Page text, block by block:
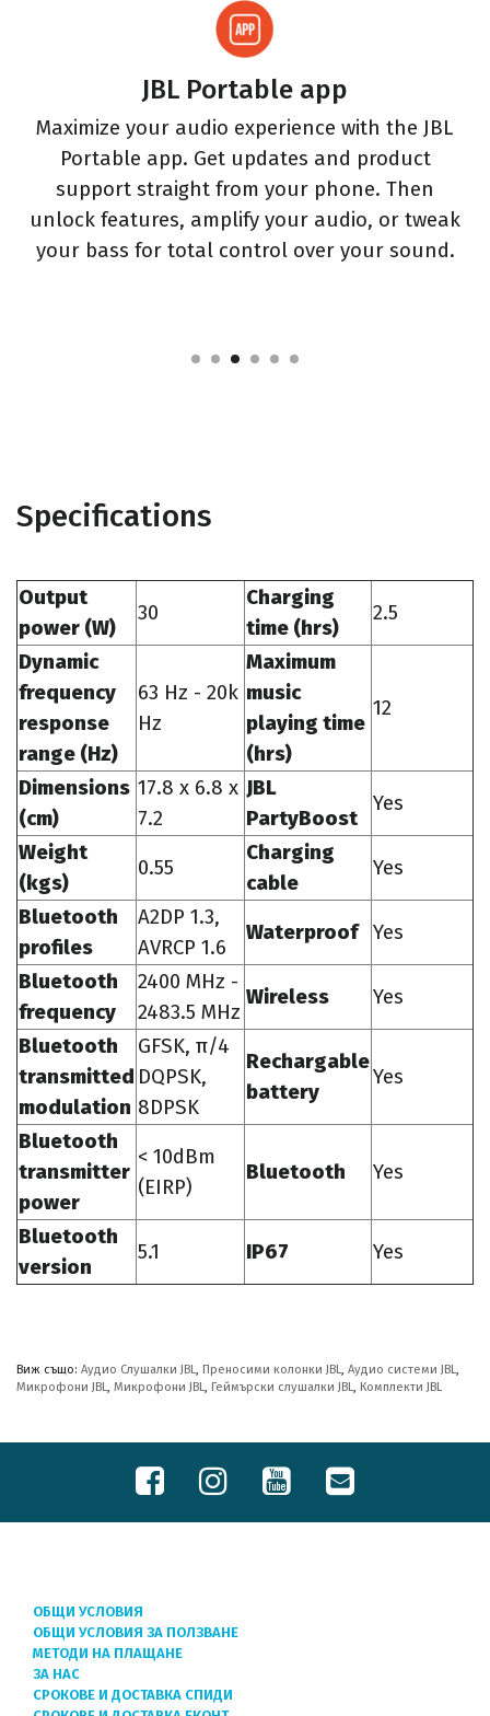
JBL Portable app
Maximize your audio experience with the JBL
Portable app. Get updates and product
support straight from your phone. Then
unlock features, amplify your audio, or tweak
your bass for total control over your sound.
Specifications
Output
power (W)
30
Charging
time (hrs)
2.5
Dynamic
frequency
response
range (Hz)
63 Hz - 20k
Hz
Maximum
music
playing time
(hrs)
12
Dimensions
(cm)
17.8 x 6.8 x
7.2
JBL
PartyBoost
Yes
Weight
(kgs)
0.55
Charging
cable
Yes
Bluetooth
profiles
A2DP 1.3,
AVRCP 1.6
Waterproof Yes
Bluetooth
frequency
2400 MHz -
2483.5 MHz
Wireless Yes
Bluetooth
transmitted
modulation
GFSK, π/4
DQPSK,
8DPSK
Rechargable
battery
Yes
Bluetooth
transmitter
power
< 10dBm
(EIRP)
Bluetooth Yes
Bluetooth
version
5.1 IP67 Yes
Виж също: Аудио Слушалки JBL, Преносими колонки JBL, Аудио системи JBL,
Микрофони JBL, Микрофони JBL, Геймърски слушалки JBL, Комплекти JBL
ОБЩИ УСЛОВИЯ
ОБЩИ УСЛОВИЯ ЗА ПОЛЗВАНЕ
МЕТОДИ НА ПЛАЩАНЕ
ЗА НАС
СРОКОВЕ И ДОСТАВКА СПИДИ